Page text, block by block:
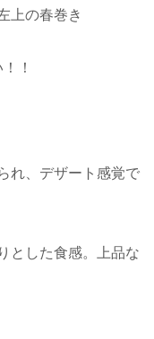
上の春巻き
！
れ、デザート感覚で
とした食感。上品な